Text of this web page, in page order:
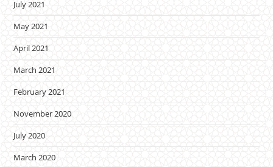
July 2021
May 2021
April 2021
March 2021
February 2021
November 2020
July 2020
March 2020